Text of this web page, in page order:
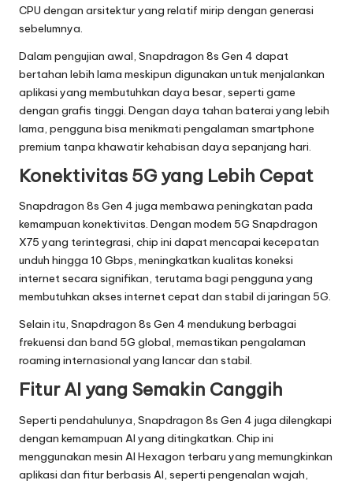
r
e
n
T
e
r
b
a
r
u
CPU dengan arsitektur yang relatif mirip dengan generasi
sebelumnya.
Dalam pengujian awal, Snapdragon 8s Gen 4 dapat
bertahan lebih lama meskipun digunakan untuk menjalankan
aplikasi yang membutuhkan daya besar, seperti game
dengan grafis tinggi. Dengan daya tahan baterai yang lebih
lama, pengguna bisa menikmati pengalaman smartphone
premium tanpa khawatir kehabisan daya sepanjang hari.
Konektivitas 5G yang Lebih Cepat
Snapdragon 8s Gen 4 juga membawa peningkatan pada
kemampuan konektivitas. Dengan modem 5G Snapdragon
X75 yang terintegrasi, chip ini dapat mencapai kecepatan
unduh hingga 10 Gbps, meningkatkan kualitas koneksi
internet secara signifikan, terutama bagi pengguna yang
membutuhkan akses internet cepat dan stabil di jaringan 5G.
Selain itu, Snapdragon 8s Gen 4 mendukung berbagai
frekuensi dan band 5G global, memastikan pengalaman
roaming internasional yang lancar dan stabil.
Fitur AI yang Semakin Canggih
Seperti pendahulunya, Snapdragon 8s Gen 4 juga dilengkapi
dengan kemampuan AI yang ditingkatkan. Chip ini
menggunakan mesin AI Hexagon terbaru yang memungkinkan
aplikasi dan fitur berbasis AI, seperti pengenalan wajah,